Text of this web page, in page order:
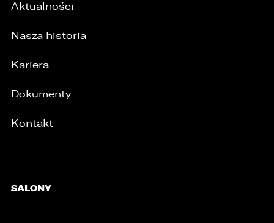
Aktualności
Nasza historia
Kariera
Dokumenty
Kontakt
SALONY